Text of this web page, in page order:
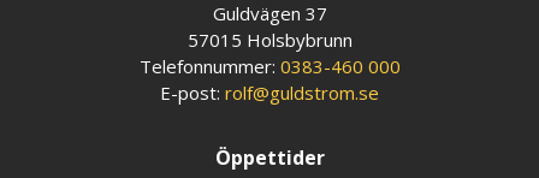
Guldvägen 37
57015 Holsbybrunn
Telefonnummer: 0383-460 000
E-post: rolf@guldstrom.se
Öppettider